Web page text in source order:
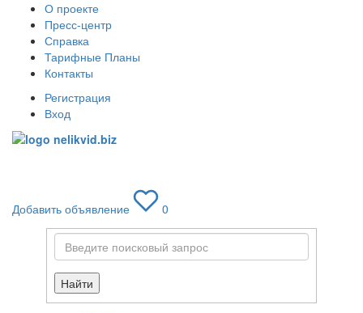
О проекте
Пресс-центр
Справка
Тарифные Планы
Контакты
Регистрация
Вход
Добавить объявление
0
Найти